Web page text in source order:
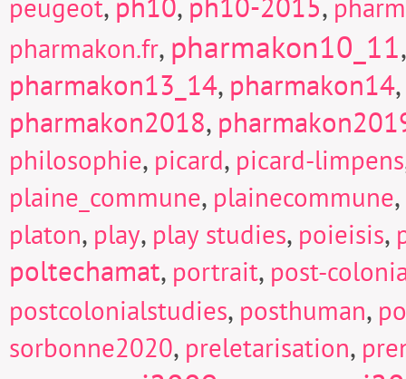
peugeot
pharmakon.fr, pharmakon10_11
pharmakon13_14, pharmakon14,
pharmakon2018,
philosophie, picard, picard-limpens
plaine_commune, plainecommune,
platon, play, play studies, poieisis,
poltechamat, portrait, post-
postcolonialstudies, posthuman,
sorbonne2020, preletarisation,